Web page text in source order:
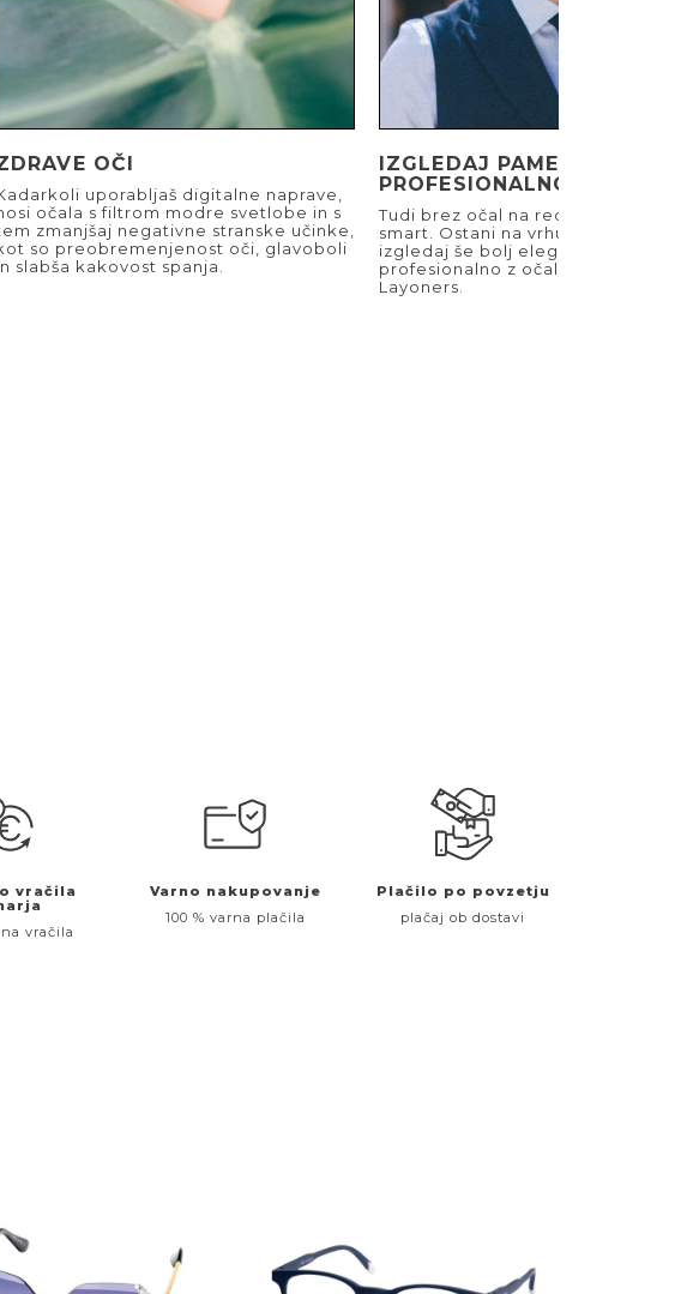
OČI
uporabljaš digitalne naprave,
očala s filtrom modre svetlobe in s
zmanjšaj negativne stranske učinke,
so preobremenjenost oči, glavoboli
slabša kakovost spanja.
IZGLEDAJ PAMETNO IN
PROFESIONALNO
Tudi brez očal na recept si lahko
smart. Ostani na vrhuncu svoje igre
izgledaj še bolj elegantno in
profesionalno z očali za modro
Layoners.
vračila
vračila
Varno nakupovanje
100 % varna plačila
Plačilo po povzetju
plačaj ob dostavi